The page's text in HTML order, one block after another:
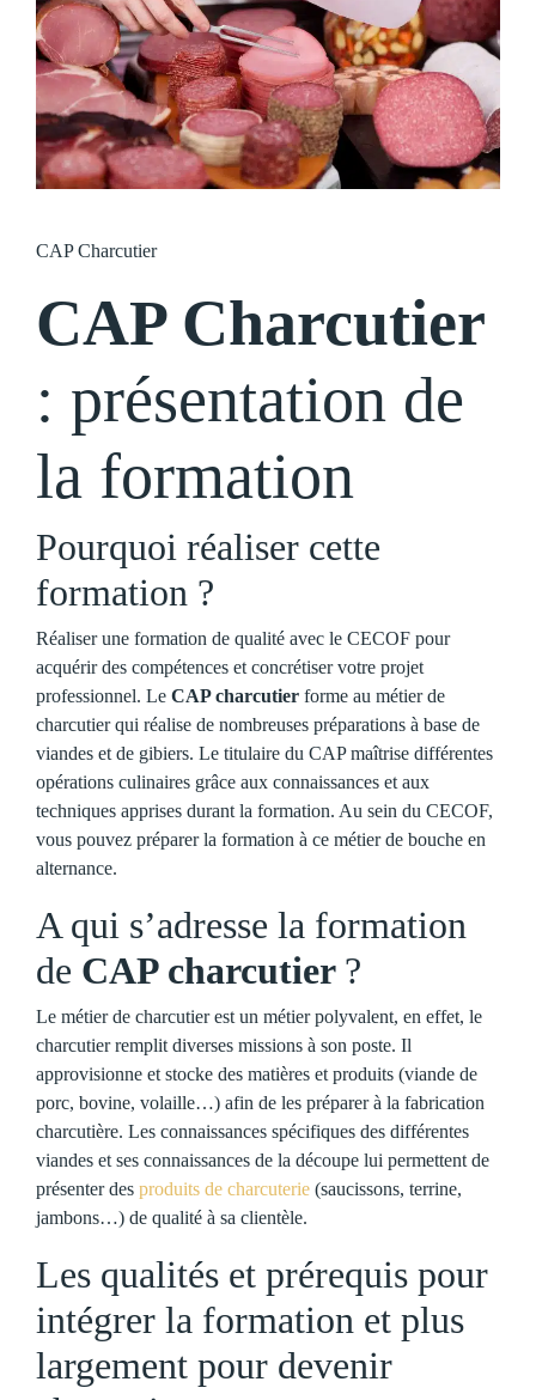
CAP Charcutier
CAP Charcutier
: présentation de
la formation
Pourquoi réaliser cette
formation ?
Réaliser une formation de qualité avec le CECOF pour
acquérir des compétences et concrétiser votre projet
professionnel. Le CAP charcutier forme au métier de
charcutier qui réalise de nombreuses préparations à base de
viandes et de gibiers. Le titulaire du CAP maîtrise différentes
opérations culinaires grâce aux connaissances et aux
techniques apprises durant la formation. Au sein du CECOF,
vous pouvez préparer la formation à ce métier de bouche en
alternance.
A qui s’adresse la formation
de CAP charcutier ?
Le métier de charcutier est un métier polyvalent, en effet, le
charcutier remplit diverses missions à son poste. Il
approvisionne et stocke des matières et produits (viande de
porc, bovine, volaille…) afin de les préparer à la fabrication
charcutière. Les connaissances spécifiques des différentes
viandes et ses connaissances de la découpe lui permettent de
présenter des produits de charcuterie (saucissons, terrine,
jambons…) de qualité à sa clientèle.
Les qualités et prérequis pour
intégrer la formation et plus
largement pour devenir